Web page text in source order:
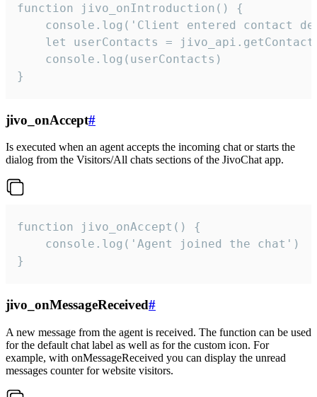
function jivo_onIntroduction() {
console.log('Client entered contact
let userContacts =
    console.log(userContacts)
}
jivo_onAccept#
Is executed when an agent accepts the incoming chat or starts the
dialog from the Visitors/All chats sections of the JivoChat app.
function jivo_onAccept() {
}
jivo_onMessageReceived#
A new message from the agent is received. The function can be used
for the default chat label as well as for the custom icon. For
example, with onMessageReceived you can display the unread
messages counter for website visitors.